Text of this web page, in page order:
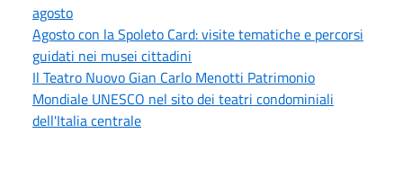
agosto
Agosto con la Spoleto Card: visite tematiche e percorsi
guidati nei musei cittadini
Il Teatro Nuovo Gian Carlo Menotti Patrimonio
Mondiale UNESCO nel sito dei teatri condominiali
dell'Italia centrale